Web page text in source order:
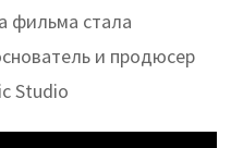
фильма стала
и продюсер
Studio